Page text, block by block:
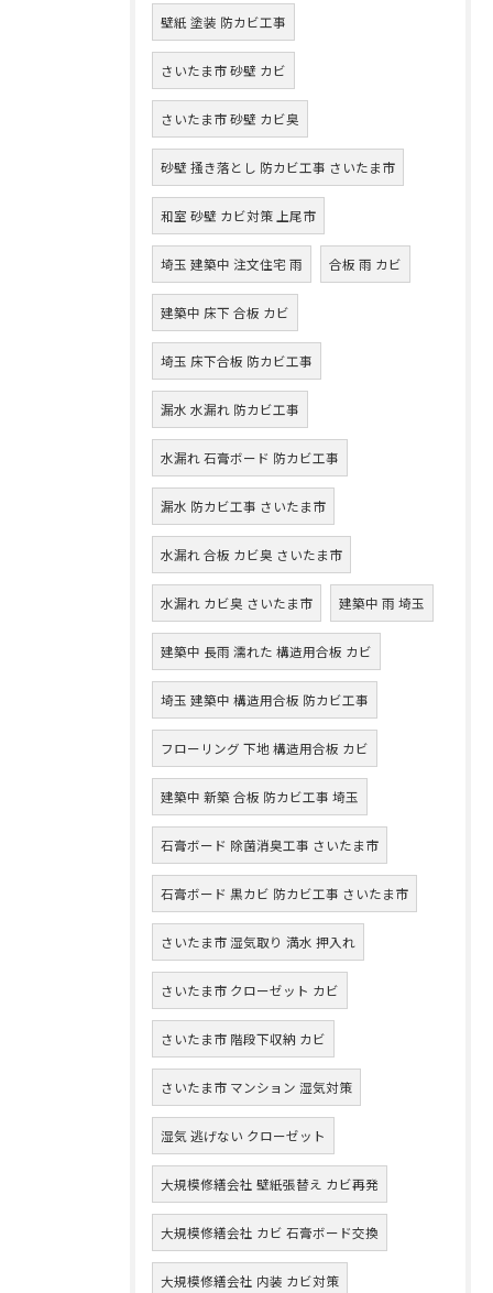
壁紙 塗装 防カビ工事
さいたま市 砂壁 カビ
さいたま市 砂壁 カビ臭
砂壁 掻き落とし 防カビ工事 さいたま市
和室 砂壁 カビ対策 上尾市
埼玉 建築中 注文住宅 雨 合板 雨 カビ
建築中 床下 合板 カビ
埼玉 床下合板 防カビ工事
漏水 水漏れ 防カビ工事
水漏れ 石膏ボード 防カビ工事
漏水 防カビ工事 さいたま市
水漏れ 合板 カビ臭 さいたま市
水漏れ カビ臭 さいたま市 建築中 雨 埼玉
建築中 長雨 濡れた 構造用合板 カビ
埼玉 建築中 構造用合板 防カビ工事
フローリング 下地 構造用合板 カビ
建築中 新築 合板 防カビ工事 埼玉
石膏ボード 除菌消臭工事 さいたま市
石膏ボード 黒カビ 防カビ工事 さいたま市
さいたま市 湿気取り 満水 押入れ
さいたま市 クローゼット カビ
さいたま市 階段下収納 カビ
さいたま市 マンション 湿気対策
湿気 逃げない クローゼット
大規模修繕会社 壁紙張替え カビ再発
大規模修繕会社 カビ 石膏ボード交換
大規模修繕会社 内装 カビ対策